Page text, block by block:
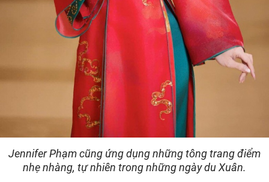
Jennifer Phạm cũng ứng dụng những tông trang điểm
nhẹ nhàng, tự nhiên trong những ngày du Xuân.